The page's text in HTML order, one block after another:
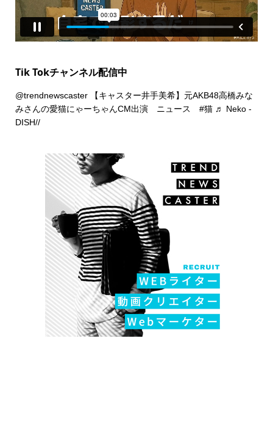
Tik Tokチャンネル配信中
@trendnewscaster【キャスター井手美希】元AKB48高橋みな
みさんの愛猫にゃーちゃんCM出演 ニュース #猫 ♬ Neko -
DISH//